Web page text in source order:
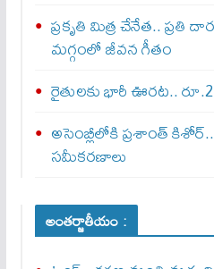
ప్రకృతి మిత్ర చేనేత.. ప్రతి
మగ్గంలో జీవన గీతం
రైతులకు భారీ ఊరట..
అసెంబ్లీలోకి ప్రశాంత్
సమీకరణాలు
అంతర్జాతీయం :